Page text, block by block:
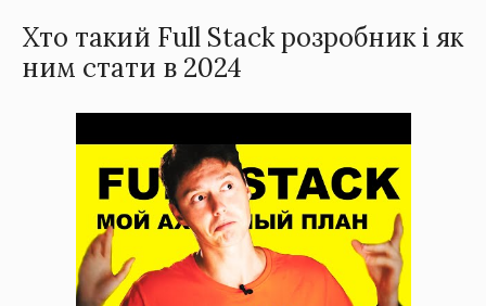
Хто такий Full Stack розробник і як
ним стати в 2024